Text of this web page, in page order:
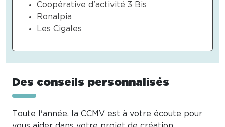
Coopérative d'activité 3 Bis
Ronalpia
Les Cigales
Des conseils personnalisés
Toute l'année, la CCMV est à votre écoute pour